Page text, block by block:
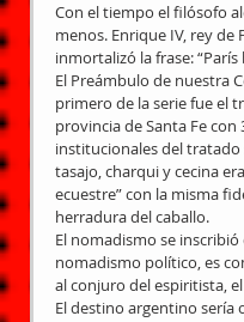
Con el tiempo el filósofo
menos. Enrique IV, rey
inmortalizó la frase:
El Preámbulo de nuestra
primero de la serie fue el
provincia de Santa Fe
institucionales del tratado
tasajo, charqui y cecina
ecuestre” con la misma
herradura del caballo.
El nomadismo se
nomadismo político, es
al conjuro del espiritista,
El destino argentino sería